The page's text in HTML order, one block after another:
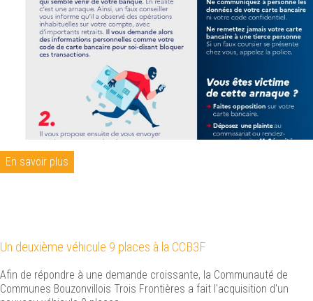
En savoir plus
Un deuxième véhicule 9 places à la CCB3F
Afin de répondre à une demande croissante, la Communauté de
Communes Bouzonvillois Trois Frontières a fait l'acquisition d'un